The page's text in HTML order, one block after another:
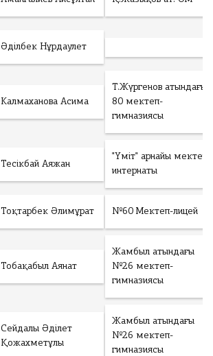
Әділбек Нұрдаулет
Калмаханова Асима
Т.Жүргенов атындағы
80 мектеп-
гимназиясы
Тесікбай Аяжан
"Үміт" арнайы мектеп
интернаты
Тоқтарбек Әлимұрат №60 Мектеп-лицей
Тобақабыл Аянат
Жамбыл атындағы
№26 мектеп-
гимназиясы
Сейдалы Әділет
Қожахметұлы
Жамбыл атындағы
№26 мектеп-
гимназиясы